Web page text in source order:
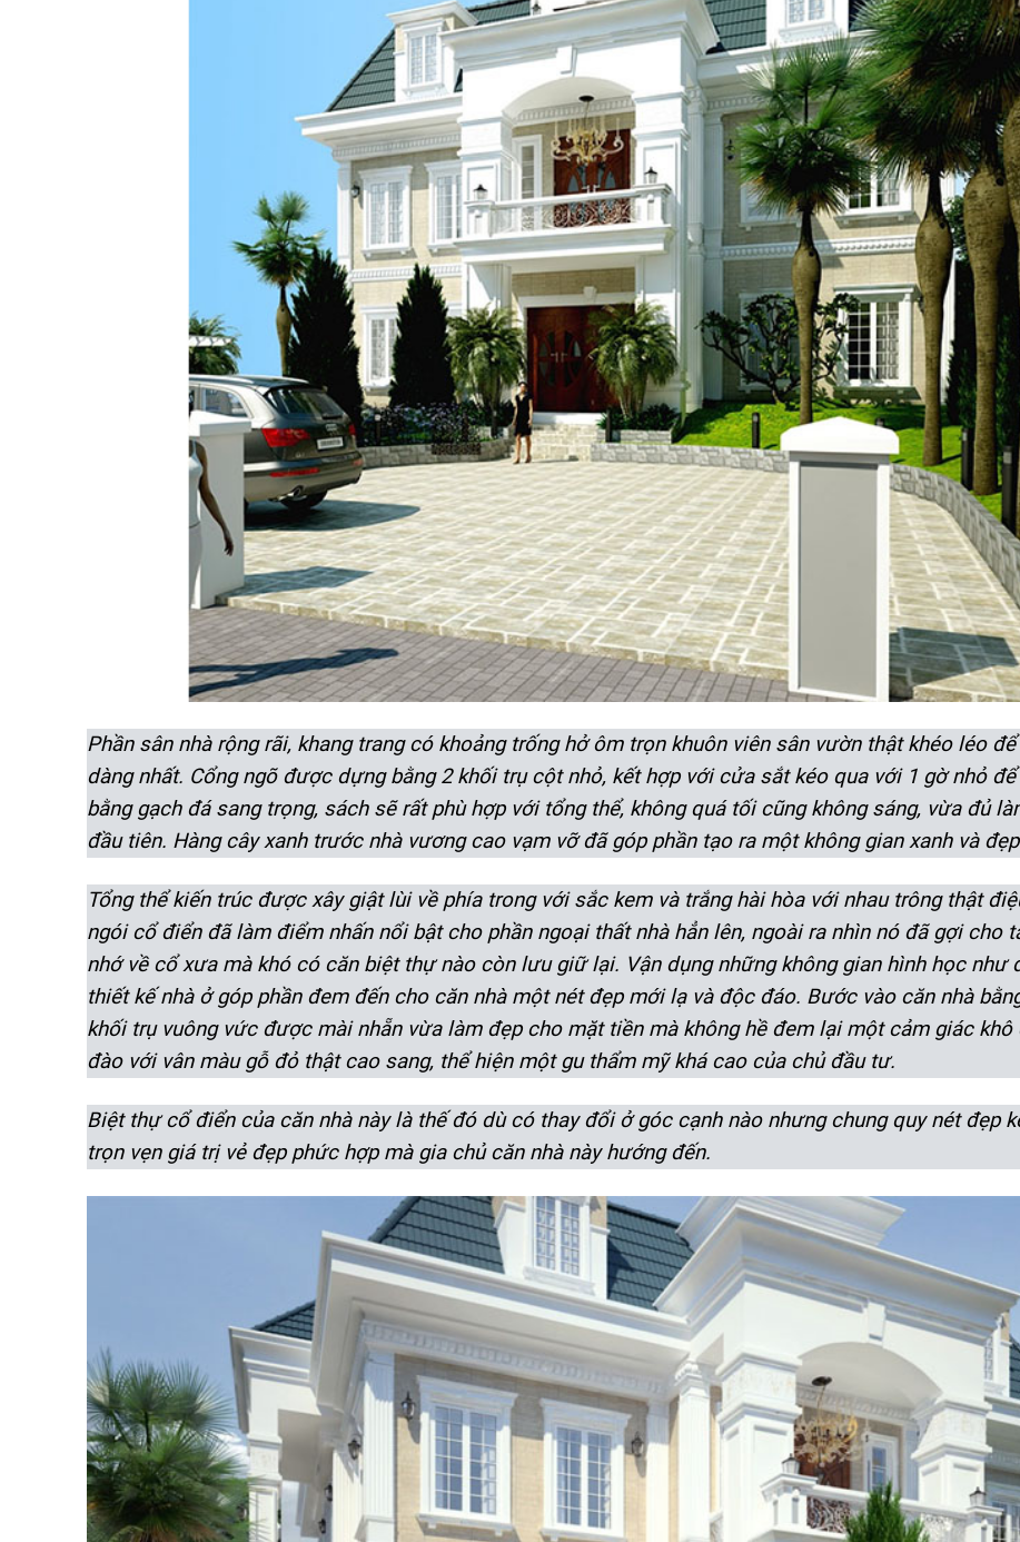
Phần sân nhà rộng rãi, khang trang có khoảng trống hở ôm trọn khuôn viên sân vườn thật khéo léo
dàng nhất. Cổng ngõ được dựng bằng 2 khối trụ cột nhỏ, kết hợp với cửa sắt kéo qua với 1 gờ nhỏ
bằng gạch đá sang trọng, sách sẽ rất phù hợp với tổng thể, không quá tối cũng không sáng, vừa đủ
đầu tiên. Hàng cây xanh trước nhà vương cao vạm vỡ đã góp phần tạo ra một không gian xanh và
Tổng thể kiến trúc được xây giật lùi về phía trong với sắc kem và trắng hài hòa với nhau trông thật
ngói cổ điển đã làm điểm nhấn nổi bật cho phần ngoại thất nhà hẳn lên, ngoài ra nhìn nó đã gợi cho
nhớ về cổ xưa mà khó có căn biệt thự nào còn lưu giữ lại. Vận dụng những không gian hình học như
thiết kế nhà ở góp phần đem đến cho căn nhà một nét đẹp mới lạ và độc đáo. Bước vào căn nhà
khối trụ vuông vức được mài nhẵn vừa làm đẹp cho mặt tiền mà không hề đem lại một cảm giác khô
đào với vân màu gỗ đỏ thật cao sang, thể hiện một gu thẩm mỹ khá cao của chủ đầu tư.
Biệt thự cổ điển của căn nhà này là thế đó dù có thay đổi ở góc cạnh nào nhưng chung quy nét đẹp
trọn vẹn giá trị vẻ đẹp phức hợp mà gia chủ căn nhà này hướng đến.